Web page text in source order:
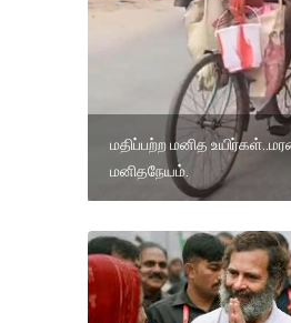
மதிப்பற்ற மனித
மனிதநேயம்.